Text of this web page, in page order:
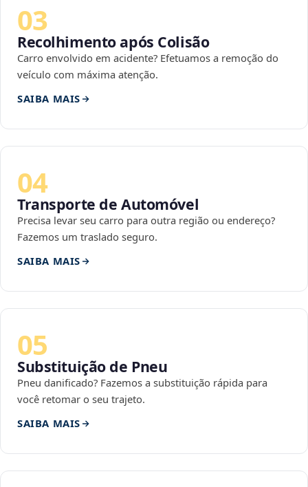
03
Recolhimento após Colisão
Carro envolvido em acidente? Efetuamos a remoção do
veículo com máxima atenção.
SAIBA MAIS
04
Transporte de Automóvel
Precisa levar seu carro para outra região ou endereço?
Fazemos um traslado seguro.
SAIBA MAIS
05
Substituição de Pneu
Pneu danificado? Fazemos a substituição rápida para
você retomar o seu trajeto.
SAIBA MAIS